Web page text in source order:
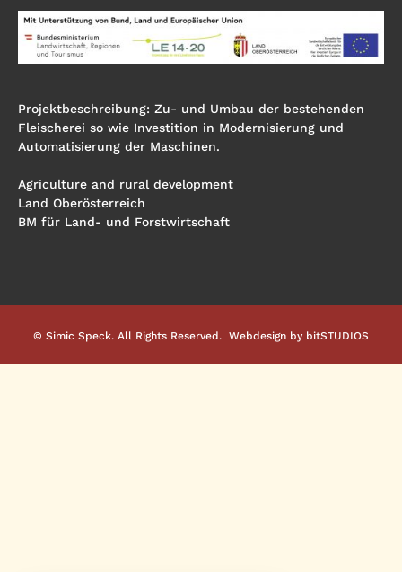
Projektbeschreibung: Zu- und Umbau der bestehenden
Fleischerei so wie Investition in Modernisierung und
Automatisierung der Maschinen.
Agriculture and rural development
Land Oberösterreich
BM für Land- und Forstwirtschaft
© Simic Speck. All Rights Reserved. Webdesign by bitSTUDIOS